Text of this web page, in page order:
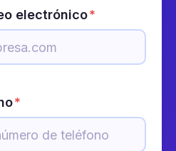
electrónico*
*